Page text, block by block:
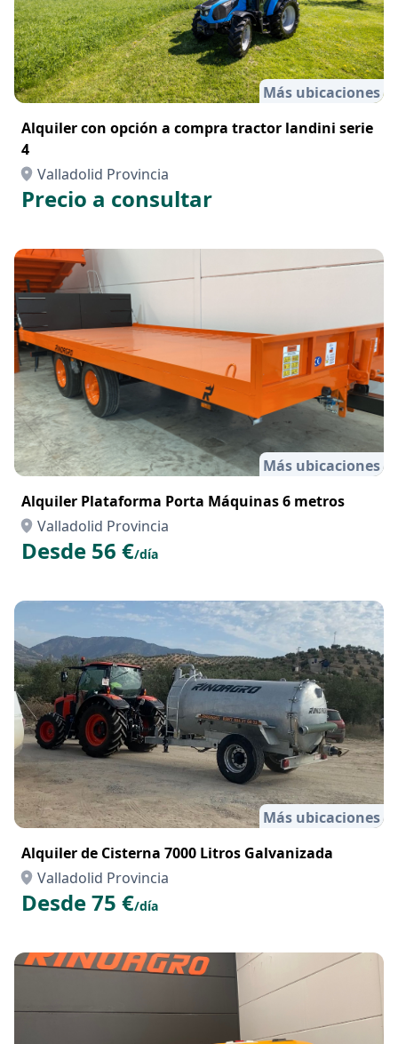
Más ubicaciones
Alquiler con opción a compra tractor landini serie
4
Valladolid Provincia
Precio a consultar
Más ubicaciones
Alquiler Plataforma Porta Máquinas 6 metros
Valladolid Provincia
Desde 56 €/día
Más ubicaciones
Alquiler de Cisterna 7000 Litros Galvanizada
Valladolid Provincia
Desde 75 €/día